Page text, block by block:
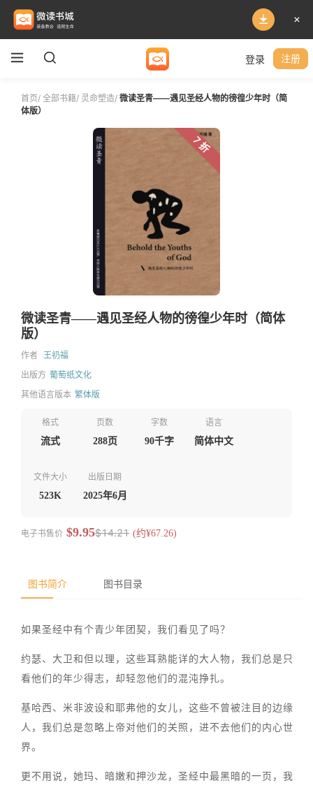
登录 注册
首页/ 全部书籍/ 灵命塑造/ 微读圣青——遇见圣经人物的徬徨少年时（简
体版）
7 折
微读圣青——遇见圣经人物的徬徨少年时（简体
版）
作者 王礽福
出版方 葡萄纸文化
其他语言版本 繁体版
格式
流式
页数
288页
字数
90千字
语言
简体中文
文件大小
523K
出版日期
2025年6月
电子书售价 $9.95$14.21 (约¥67.26)
图书简介 图书目录
如果圣经中有个青少年团契，我们看见了吗？
约瑟、大卫和但以理，这些耳熟能详的大人物，我们总是只
看他们的年少得志，却轻忽他们的混沌挣扎。
基哈西、米非波设和耶弗他的女儿，这些不曾被注目的边缘
人，我们总是忽略上帝对他们的关照，进不去他们的内心世
界。
更不用说，她玛、暗嫩和押沙龙，圣经中最黑暗的一页，我